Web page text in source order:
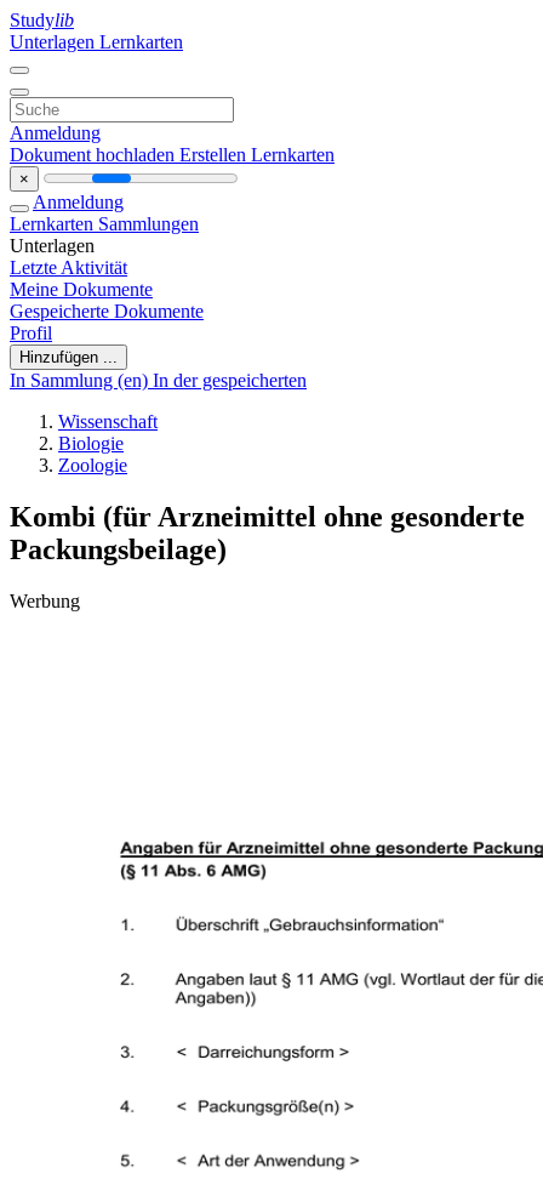
Studylib
Unterlagen Lernkarten
Anmeldung
Dokument hochladen Erstellen Lernkarten
×
Anmeldung
Lernkarten Sammlungen
Unterlagen
Letzte Aktivität
Meine Dokumente
Gespeicherte Dokumente
Profil
Hinzufügen ...
In Sammlung (en) In der gespeicherten
Wissenschaft
Biologie
Zoologie
Kombi (für Arzneimittel ohne gesonderte
Packungsbeilage)
Werbung